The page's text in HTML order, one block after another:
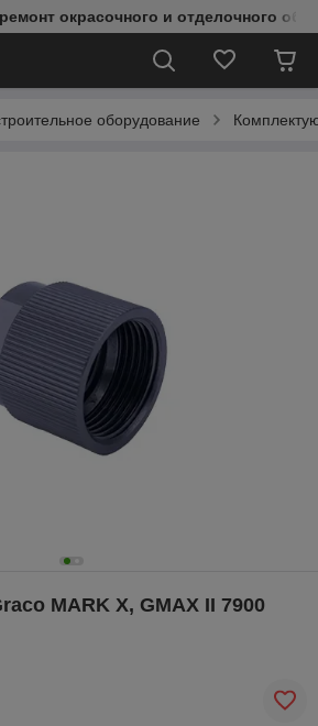
окрасочного и отделочного
оборудование
MARK X, GMAX II 7900